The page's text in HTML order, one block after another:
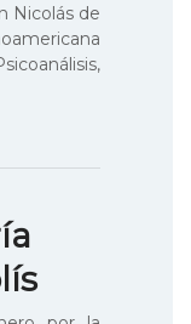
Nicolás de